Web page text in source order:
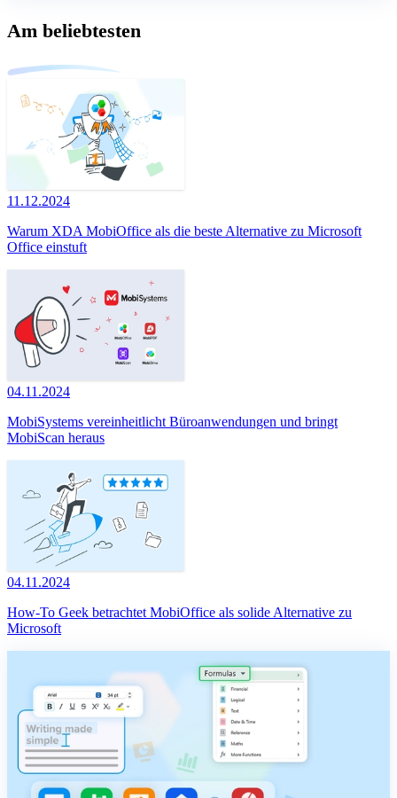
Am beliebtesten
11.12.2024
Warum XDA MobiOffice als die beste Alternative zu Microsoft
Office einstuft
04.11.2024
MobiSystems vereinheitlicht Büroanwendungen und bringt
MobiScan heraus
04.11.2024
How-To Geek betrachtet MobiOffice als solide Alternative zu
Microsoft